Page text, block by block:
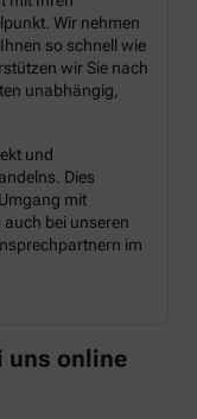
Wir nehmen
so schnell wie
wir Sie nach
unabhängig,
und
Dies
mit
bei unseren
im
uns online